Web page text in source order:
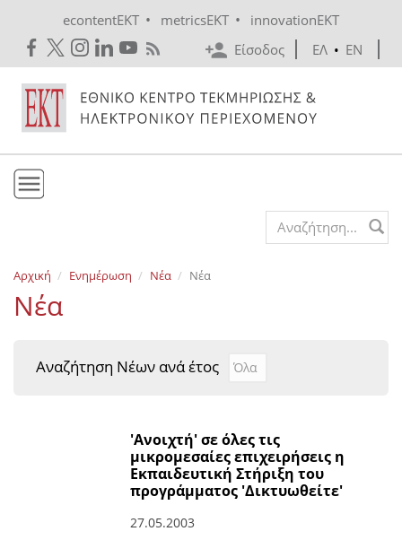
econtentEKT • metricsEKT •
innovationEKT
Είσοδος
ΕΛ • EN
Εκδόσεις
Ενημέρωση
Search form
Αρχική Ενημέρωση Νέα Νέα
Νέα
Αναζήτηση Νέων ανά έτος Αναζήτηση Νέων ανά
Year
'Ανοιχτή' σε όλες τις
μικρομεσαίες επιχειρήσεις η
Εκπαιδευτική Στήριξη του
προγράμματος 'Δικτυωθείτε'
27.05.2003